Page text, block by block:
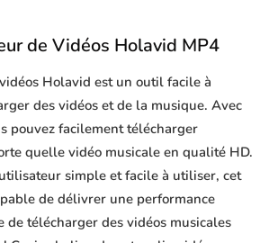
de Vidéos Holavid MP4
Holavid est un outil facile à
des vidéos et de la musique. Avec
pouvez facilement télécharger
quelle vidéo musicale en qualité HD.
simple et facile à utiliser, cet
de délivrer une performance
de télécharger des vidéos musicales